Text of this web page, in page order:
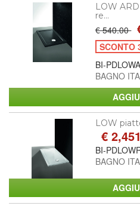
LOW
re...
€ 540.00
SCONTO
BI-
BAGNO
LOW
€
BI-
BAGNO